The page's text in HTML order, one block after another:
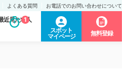
よくある質問 お電話でのお問い合わせについて
近見た求人
1
スポット
マイページ
無料登録